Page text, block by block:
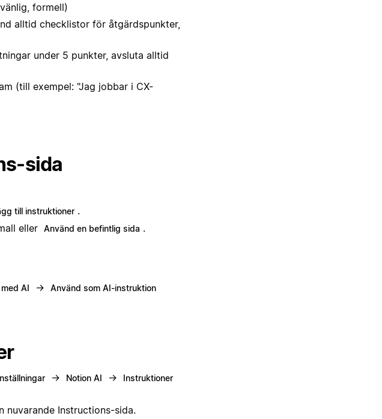
formell)
alltid checklistor för åtgärdspunkter,
under 5 punkter, avsluta alltid
(till exempel: "Jag jobbar i CX-
sida
till instruktioner .
eller Använd en befintlig sida .
AI → Använd som AI-instruktion
→ Notion AI → Instruktioner
nuvarande Instructions-sida.